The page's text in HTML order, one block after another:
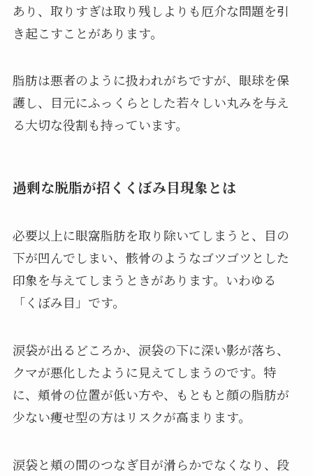
あり、取りすぎは取り残しよりも厄介な問題を引
き起こすことがあります。
脂肪は悪者のように扱われがちですが、眼球を保
護し、目元にふっくらとした若々しい丸みを与え
る大切な役割も持っています。
過剰な脱脂が招くくぼみ目現象とは
必要以上に眼窩脂肪を取り除いてしまうと、目の
下が凹んでしまい、骸骨のようなゴツゴツとした
印象を与えてしまうときがあります。いわゆる
「くぼみ目」です。
涙袋が出るどころか、涙袋の下に深い影が落ち、
クマが悪化したように見えてしまうのです。特
に、頬骨の位置が低い方や、もともと顔の脂肪が
少ない痩せ型の方はリスクが高まります。
涙袋と頬の間のつなぎ目が滑らかでなくなり、段